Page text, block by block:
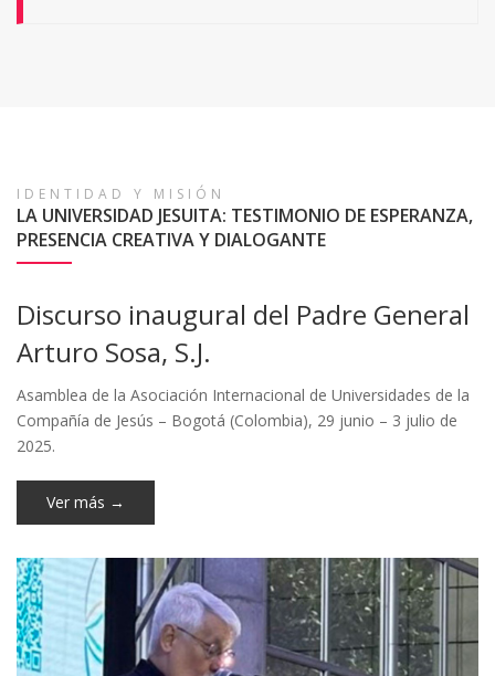
Círculo de lectura.
-27 de agosto, 17:30 hrs. Sala Cowork.
| Registra tu asistencia
“Organizar universitariamente la
Esperanza”.
#VenASerIbero
Ya está en línea Acequias No.
98
-La revista universitaria con mayor trayectoria en
la Comarca Lagunera.
Puerta Norte Ibero"
Conoce los horarios de apertura
-Más información
IDENTIDAD Y MISIÓN
LA UNIVERSIDAD JESUITA: TESTIMONIO DE ESPERANZA,
PRESENCIA CREATIVA Y DIALOGANTE
Discurso inaugural del Padre General
Arturo Sosa, S.J.
Asamblea de la Asociación Internacional de Universidades de la
Compañía de Jesús – Bogotá (Colombia), 29 junio – 3 julio de
2025.
Ver más →